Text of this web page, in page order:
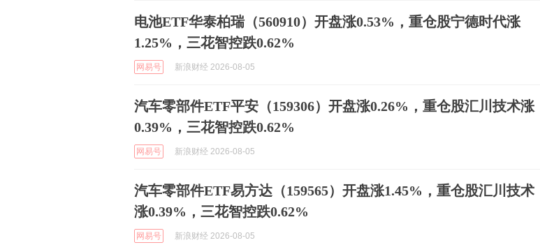
电池ETF华泰柏瑞（560910）开盘涨0.53%，重仓股宁德时代涨
1.25%，三花智控跌0.62%
网易号 新浪财经 2026-08-05
汽车零部件ETF平安（159306）开盘涨0.26%，重仓股汇川技术涨
0.39%，三花智控跌0.62%
网易号 新浪财经 2026-08-05
汽车零部件ETF易方达（159565）开盘涨1.45%，重仓股汇川技术
涨0.39%，三花智控跌0.62%
网易号 新浪财经 2026-08-05